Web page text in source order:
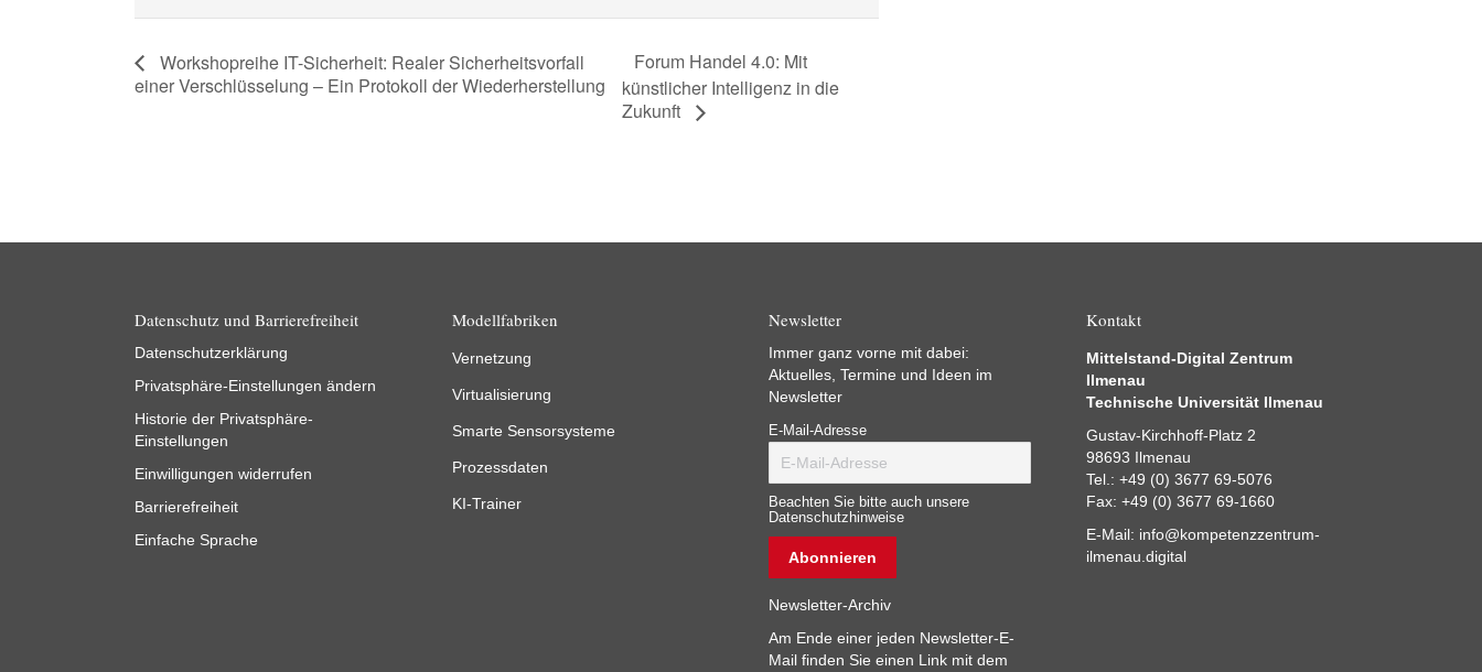
Workshopreihe IT-Sicherheit: Realer Sicherheitsvorfall
einer Verschlüsselung – Ein Protokoll der Wiederherstellung
Forum Handel 4.0: Mit
künstlicher Intelligenz in die
Zukunft
Datenschutz und Barrierefreiheit
Datenschutzerklärung
Privatsphäre-Einstellungen ändern
Historie der Privatsphäre-
Einstellungen
Einwilligungen widerrufen
Barrierefreiheit
Einfache Sprache
Modellfabriken
Vernetzung
Virtualisierung
Smarte Sensorsysteme
Prozessdaten
KI-Trainer
Newsletter
Immer ganz vorne mit dabei:
Aktuelles, Termine und Ideen im
Newsletter
E-Mail-Adresse
Beachten Sie bitte auch unsere
Datenschutzhinweise
Newsletter-Archiv
Am Ende einer jeden Newsletter-E-
Mail finden Sie einen Link mit dem
Kontakt
Mittelstand-Digital Zentrum
Ilmenau
Technische Universität Ilmenau
Gustav-Kirchhoff-Platz 2
98693 Ilmenau
Tel.: +49 (0) 3677 69-5076
Fax: +49 (0) 3677 69-1660
E-Mail: info@kompetenzzentrum-
ilmenau.digital